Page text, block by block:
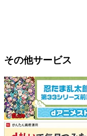
その他サービス